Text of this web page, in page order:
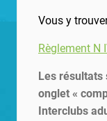
Vous y
Règlement N
Les résultats
onglet «
Interclubs